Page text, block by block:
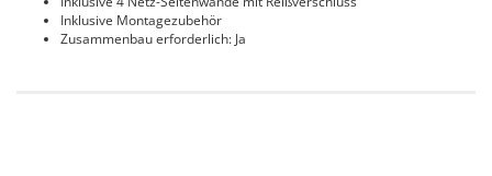
Inklusive Montagezubehör
Zusammenbau erforderlich: Ja